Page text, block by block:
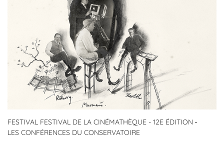
FESTIVAL FESTIVAL DE LA CINÉMATHÈQUE - 12E ÉDITION -
LES CONFÉRENCES DU CONSERVATOIRE